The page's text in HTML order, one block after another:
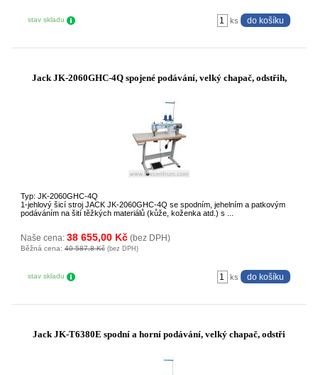
stav skladu ks
Jack JK-2060GHC-4Q spojené podávání, velký chapač, odstřih,
Typ: JK-2060GHC-4Q
1-jehlový šicí stroj JACK JK-2060GHC-4Q se spodním, jehelním a patkovým
podáváním na šití těžkých materiálů (kůže, koženka atd.) s ...
Naše cena: 38 655,00 Kč (bez DPH)
Běžná cena: 40 587,8 Kč (bez DPH)
stav skladu ks
Jack JK-T6380E spodní a horní podávání, velký chapač, odstři